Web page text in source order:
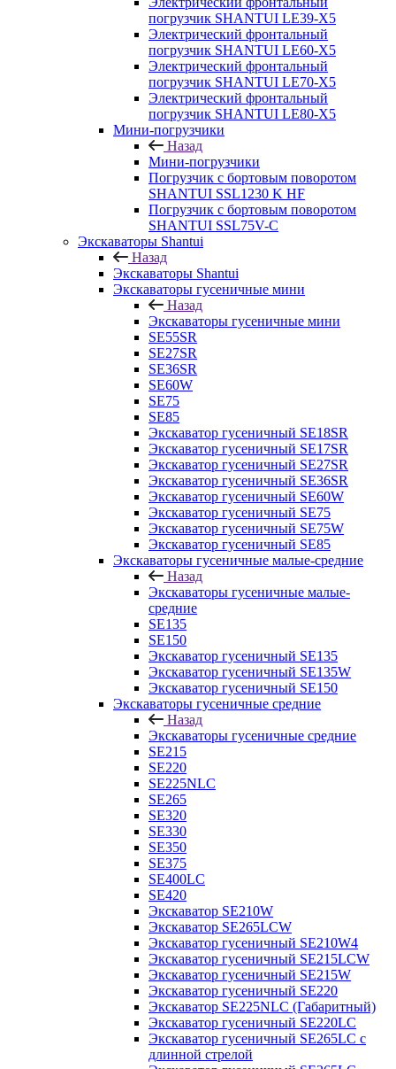
погрузчик SHANTUI LE39-X5
Электрический фронтальный
погрузчик SHANTUI LE60-X5
Электрический фронтальный
погрузчик SHANTUI LE70-X5
Электрический фронтальный
погрузчик SHANTUI LE80-X5
Мини-погрузчики
Назад
Мини-погрузчики
Погрузчик с бортовым поворотом
SHANTUI SSL1230 K HF
Погрузчик с бортовым поворотом
SHANTUI SSL75V-C
Экскаваторы Shantui
Назад
Экскаваторы Shantui
Экскаваторы гусеничные мини
Назад
Экскаваторы гусеничные мини
SE55SR
SE27SR
SE36SR
SE60W
SE75
SE85
Экскаватор гусеничный SE18SR
Экскаватор гусеничный SE17SR
Экскаватор гусеничный SE27SR
Экскаватор гусеничный SE36SR
Экскаватор гусеничный SE60W
Экскаватор гусеничный SE75
Экскаватор гусеничный SE75W
Экскаватор гусеничный SE85
Экскаваторы гусеничные малые-средние
Назад
Экскаваторы гусеничные малые-
средние
SE135
SE150
Экскаватор гусеничный SE135
Экскаватор гусеничный SE135W
Экскаватор гусеничный SE150
Экскаваторы гусеничные средние
Назад
Экскаваторы гусеничные средние
SE215
SE220
SE225NLC
SE265
SE320
SE330
SE350
SE375
SE400LC
SE420
Экскаватор SE210W
Экскаватор SE265LCW
Экскаватор гусеничный SE210W4
Экскаватор гусеничный SE215LCW
Экскаватор гусеничный SE215W
Экскаватор гусеничный SE220
Экскаватор SE225NLC (Габаритный)
Экскаватор гусеничный SE220LC
Экскаватор гусеничный SE265LC с
длинной стрелой